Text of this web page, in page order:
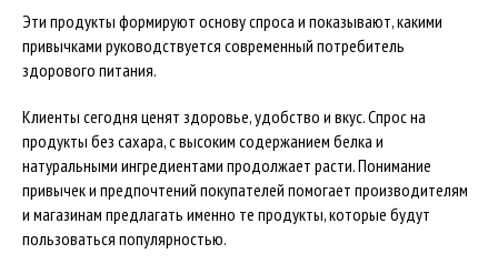
Эти продукты формируют основу спроса и показывают, какими
привычками руководствуется современный потребитель
здорового питания.
Клиенты сегодня ценят здоровье, удобство и вкус. Спрос на
продукты без сахара, с высоким содержанием белка и
натуральными ингредиентами продолжает расти. Понимание
привычек и предпочтений покупателей помогает производителям
и магазинам предлагать именно те продукты, которые будут
пользоваться популярностью.